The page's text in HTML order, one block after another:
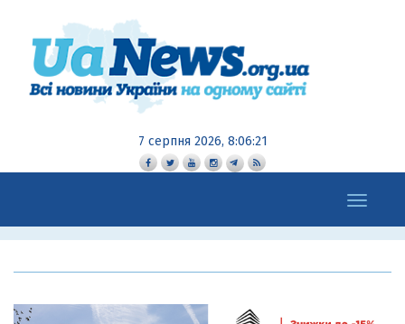
7 серпня 2026, 8:06:22
Toggle
navigation